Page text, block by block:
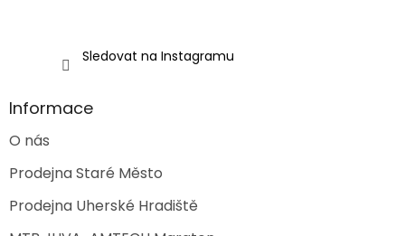
Sledovat na Instagramu
Informace
O nás
Prodejna Staré Město
Prodejna Uherské Hradiště